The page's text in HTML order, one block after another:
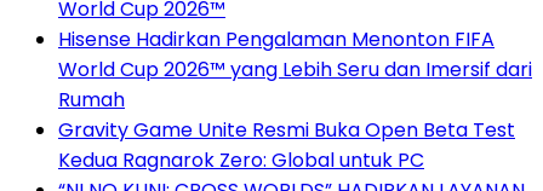
World Cup 2026™
Hisense Hadirkan Pengalaman Menonton FIFA
World Cup 2026™ yang Lebih Seru dan Imersif dari
Rumah
Gravity Game Unite Resmi Buka Open Beta Test
Kedua Ragnarok Zero: Global untuk PC